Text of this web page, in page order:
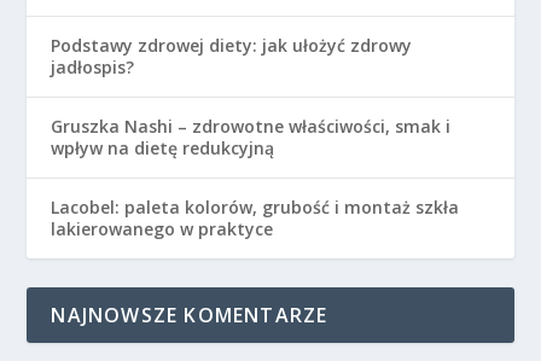
Podstawy zdrowej diety: jak ułożyć zdrowy
jadłospis?
Gruszka Nashi – zdrowotne właściwości, smak i
wpływ na dietę redukcyjną
Lacobel: paleta kolorów, grubość i montaż szkła
lakierowanego w praktyce
NAJNOWSZE KOMENTARZE